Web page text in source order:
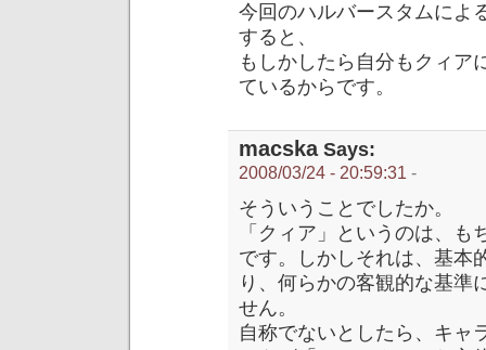
今回のハルバースタムによ
すると、
もしかしたら自分もクィア
ているからです。
macskaSays:
2008/03/24 - 20:59:31 -
そういうことでしたか。
「クィア」というのは、
です。しかしそれは、基本
り、何らかの客観的な基準
せん。
自称でないとしたら、キャ